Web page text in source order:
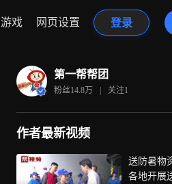
游戏 网页设置 登录
第一帮帮团
粉丝14.8万 | 关注1
作者最新视频
送防暑物
各地开展